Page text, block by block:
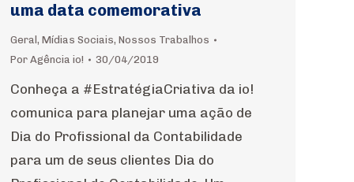
uma data comemorativa
Geral , Mídias Sociais, Nossos Trabalhos
Por Agência io! 30/04/2019
Conheça a #EstratégiaCriativa da io!
comunica para planejar uma ação de
Dia do Profissional da Contabilidade
para um de seus clientes Dia do